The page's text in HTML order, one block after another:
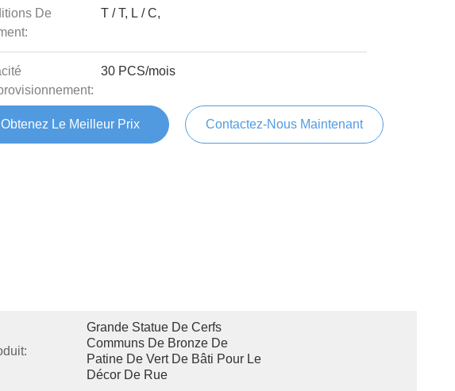
De
T / T, L / C,
30 PCS/mois
Obtenez Le Meilleur Prix Contactez-Nous Maintenant
Grande Statue De Cerfs
Communs De Bronze De
Patine De Vert De Bâti Pour Le
Décor De Rue